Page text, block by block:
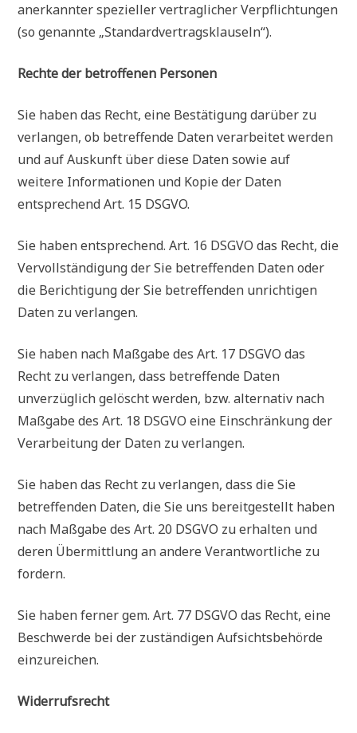
anerkannter spezieller vertraglicher Verpflichtungen
(so genannte „Standardvertragsklauseln“).
Rechte der betroffenen Personen
Sie haben das Recht, eine Bestätigung darüber zu
verlangen, ob betreffende Daten verarbeitet werden
und auf Auskunft über diese Daten sowie auf
weitere Informationen und Kopie der Daten
entsprechend Art. 15 DSGVO.
Sie haben entsprechend. Art. 16 DSGVO das Recht, die
Vervollständigung der Sie betreffenden Daten oder
die Berichtigung der Sie betreffenden unrichtigen
Daten zu verlangen.
Sie haben nach Maßgabe des Art. 17 DSGVO das
Recht zu verlangen, dass betreffende Daten
unverzüglich gelöscht werden, bzw. alternativ nach
Maßgabe des Art. 18 DSGVO eine Einschränkung der
Verarbeitung der Daten zu verlangen.
Sie haben das Recht zu verlangen, dass die Sie
betreffenden Daten, die Sie uns bereitgestellt haben
nach Maßgabe des Art. 20 DSGVO zu erhalten und
deren Übermittlung an andere Verantwortliche zu
fordern.
Sie haben ferner gem. Art. 77 DSGVO das Recht, eine
Beschwerde bei der zuständigen Aufsichtsbehörde
einzureichen.
Widerrufsrecht